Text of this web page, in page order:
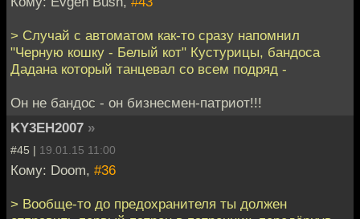
> Случай с автоматом как-то сразу напомнил
"Черную кошку - Белый кот" Кустурицы, бандоса
Дадана который танцевал со всем подряд -
Он не бандос - он бизнесмен-патриот!!!
KY3EH2007 »
#45 | 19.01.15 11:00
Кому: Doom, #36
> Вообще-то до предохранителя ты должен